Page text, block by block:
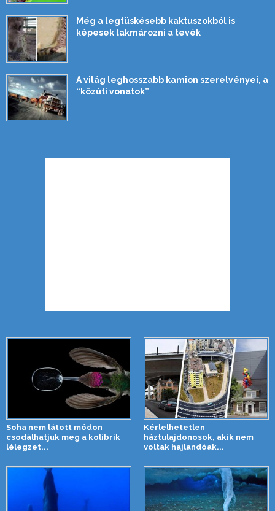
Még a legtüskésebb kaktuszokból is
képesek lakmározni a tevék
A világ leghosszabb kamion szerelvényei, a
“közúti vonatok”
Soha nem látott módon
csodálhatjuk meg a kolibrik
lélegzet...
Kérlelhetetlen
háztulajdonosok, akik nem
voltak hajlandóak...